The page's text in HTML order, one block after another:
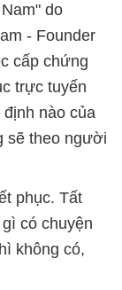
do
- Founder
cấp chứng
trực tuyến
nào của
sẽ theo người
phục. Tất
có chuyện
không có,